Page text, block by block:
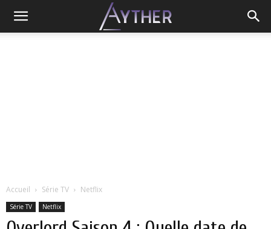
Accueil Série TV Netflix
Série TV Netflix